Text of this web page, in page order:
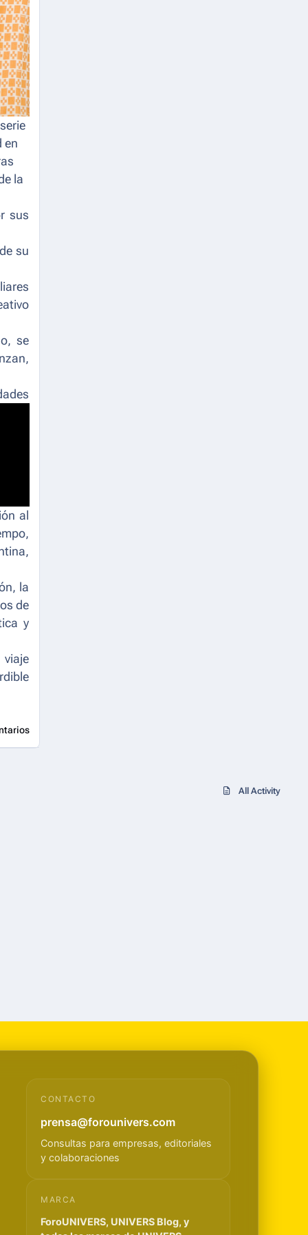
serie
en
la
sus
su
se
al
la
de
y
All Activity
CONTACTO
prensa@forounivers.com
Consultas para empresas, editoriales
y colaboraciones
MARCA
ForoUNIVERS, UNIVERS Blog, y